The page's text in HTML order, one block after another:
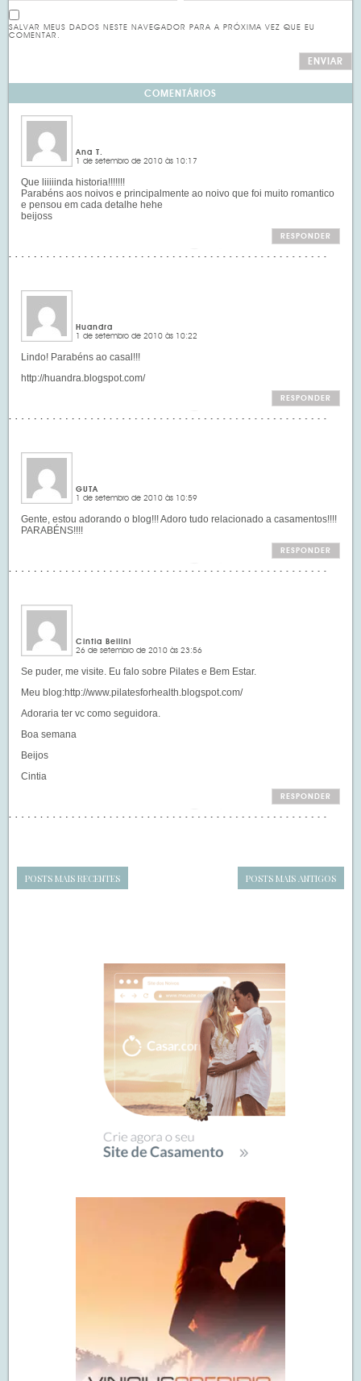
SALVAR MEUS DADOS NESTE NAVEGADOR PARA A PRÓXIMA VEZ QUE EU
COMENTAR.
COMENTÁRIOS
Ana T.
1 de setembro de 2010 às 10:17
Que liiiiinda historia!!!!!!!
Parabéns aos noivos e principalmente ao noivo que foi muito romantico
e pensou em cada detalhe hehe
beijoss
RESPONDER
Huandra
1 de setembro de 2010 às 10:22
Lindo! Parabéns ao casal!!!
http://huandra.blogspot.com/
RESPONDER
GUTA
1 de setembro de 2010 às 10:59
Gente, estou adorando o blog!!! Adoro tudo relacionado a casamentos!!!!
PARABÉNS!!!!
RESPONDER
Cintia Bellini
26 de setembro de 2010 às 23:56
Se puder, me visite. Eu falo sobre Pilates e Bem Estar.
Meu blog:http://www.pilatesforhealth.blogspot.com/
Adoraria ter vc como seguidora.
Boa semana
Beijos
Cintia
RESPONDER
POSTS MAIS RECENTES POSTS MAIS ANTIGOS
SIDEBAR